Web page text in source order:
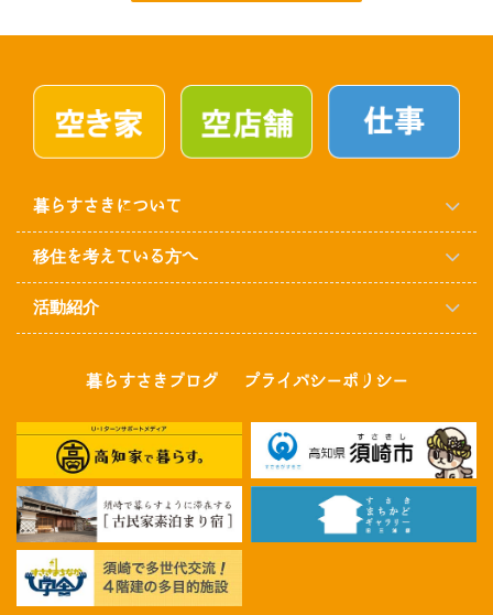
暮らすさきについて
移住を考えている方へ
活動紹介
暮らすさきブログ プライバシーポリシー